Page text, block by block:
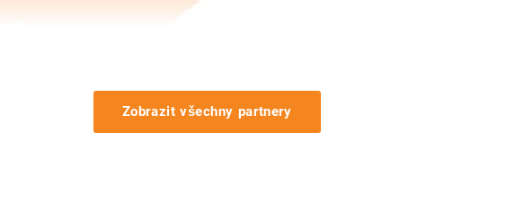
Zobrazit všechny partnery